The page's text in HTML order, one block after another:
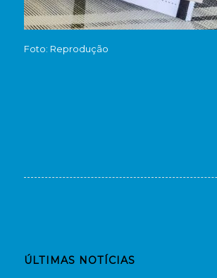
Foto: Reprodução
ÚLTIMAS NOTÍCIAS